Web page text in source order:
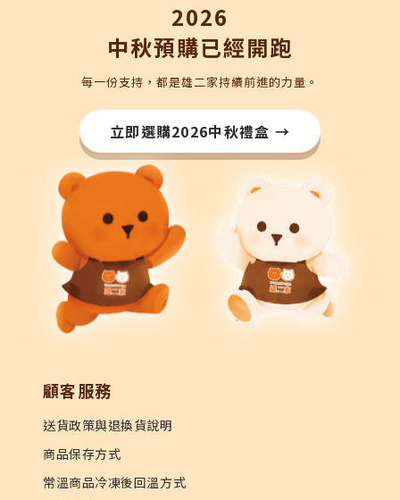
2026
中秋預購已經開跑
每一份支持，都是雄二家持續前進的力量。
立即選購2026中秋禮盒 →
顧客服務
送貨政策與退換貨說明
商品保存方式
常溫商品冷凍後回溫方式